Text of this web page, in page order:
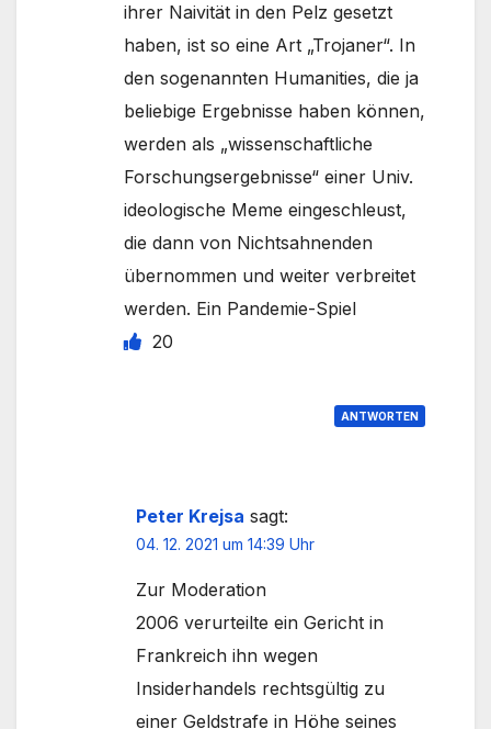
ihrer Naivität in den Pelz gesetzt
haben, ist so eine Art „Trojaner“. In
den sogenannten Humanities, die ja
beliebige Ergebnisse haben können,
werden als „wissenschaftliche
Forschungsergebnisse“ einer Univ.
ideologische Meme eingeschleust,
die dann von Nichtsahnenden
übernommen und weiter verbreitet
werden. Ein Pandemie-Spiel
20
ANTWORTEN
Peter Krejsa sagt:
04. 12. 2021 um 14:39 Uhr
Zur Moderation
2006 verurteilte ein Gericht in
Frankreich ihn wegen
Insiderhandels rechtsgültig zu
einer Geldstrafe in Höhe seines